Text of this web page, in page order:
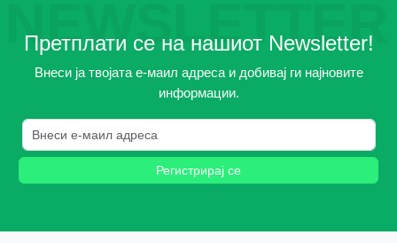
NEWSLETTER
Претплати се на нашиот Newsletter!
Внеси ја твојата е-маил адреса и добивај ги најновите
информации.
Регистрирај се